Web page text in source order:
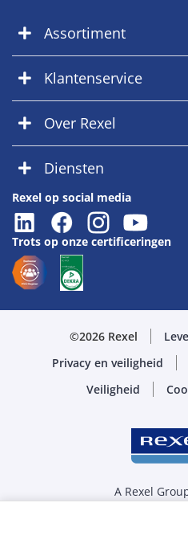
Assortiment
Klantenservice
Over Rexel
Diensten
Rexel op social media
Trots op onze certificeringen
©2026 Rexel
Privacy en veiligheid
Veiligheid
A Rexel